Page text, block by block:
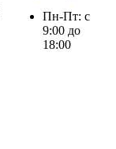
Пн-Пт: с
9:00 до
18:00